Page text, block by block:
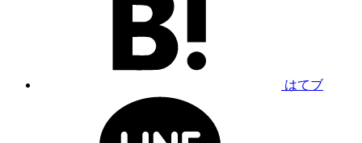
はてブ